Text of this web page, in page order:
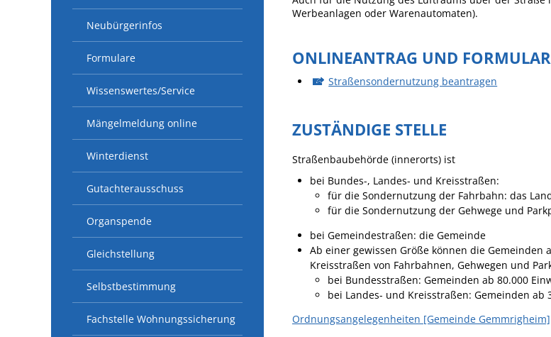
Kläranlage
Neubürgerinfos
Formulare
Wissenswertes/Service
Mängelmeldung online
Winterdienst
Gutachterausschuss
Organspende
Gleichstellung
Selbstbestimmung
Fachstelle Wohnungssicherung
Werbeanlagen oder Warenautomaten).
ONLINEANTRAG UND
Straßensondernutzung beantragen
ZUSTÄNDIGE STELLE
Straßenbaubehörde (innerorts) ist
bei Bundes-, Landes- und Kreisstraßen:
für die Sondernutzung der Fahrbahn: das
für die Sondernutzung der Gehwege und
bei Gemeindestraßen: die Gemeinde
Ab einer gewissen Größe können die
Kreisstraßen von Fahrbahnen, Gehwegen und
bei Bundesstraßen: Gemeinden ab 80.000
bei Landes- und Kreisstraßen: Gemeinden ab
Ordnungsangelegenheiten [Gemeinde Gemmrigheim]